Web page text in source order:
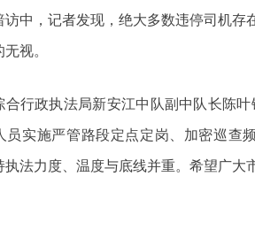
访中，记者发现，绝大多数违停司机存
视。
合行政执法局新安江中队副中队长陈
员实施严管路段定点定岗、加密巡查
执法力度、温度与底线并重。希望广大